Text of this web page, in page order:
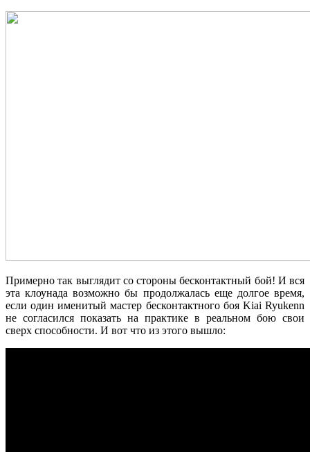
Примерно так выглядит со стороны бесконтактный бой! И вся
эта клоунада возможно бы продолжалась еще долгое время,
если один именитый мастер бесконтактного боя Kiai Ryukenn
не согласился показать на практике в реальном бою свои
сверх способности. И вот что из этого вышло: